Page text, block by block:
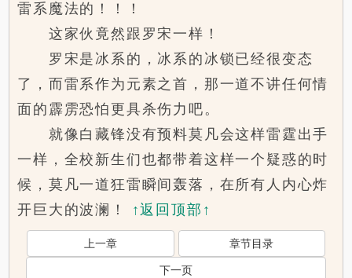
雷系魔法的！！！
这家伙竟然跟罗宋一样！
罗宋是冰系的，冰系的冰锁已经很变态
了，而雷系作为元素之首，那一道不讲任何情
面的霹雳恐怕更具杀伤力吧。
就像白藏锋没有预料莫凡会这样雷霆出手
一样，全校新生们也都带着这样一个疑惑的时
候，莫凡一道狂雷瞬间轰落，在所有人内心炸
开巨大的波澜！
↑返回顶部↑
上一章 章节目录
下一页